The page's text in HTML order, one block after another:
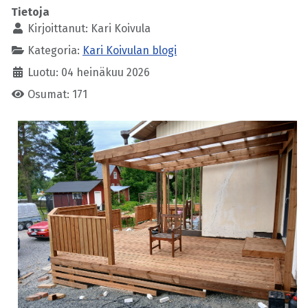
Tietoja
Kirjoittanut: Kari Koivula
Kategoria: Kari Koivulan blogi
Luotu: 04 heinäkuu 2026
Osumat: 171